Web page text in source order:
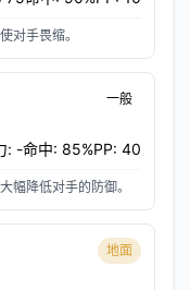
对手畏缩。
一般
: -命中: 85%PP: 40
幅降低对手的防御。
地面